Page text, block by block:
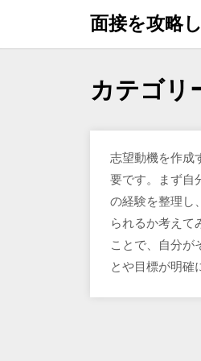
content
面接を攻略
カテゴリ
志望動機を作成
要です。まず自
の経験を整理し
られるか考えて
ことで、自分が
とや目標が明確